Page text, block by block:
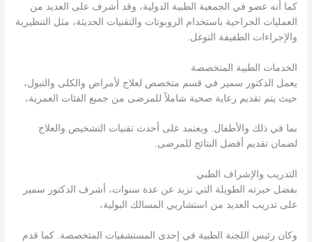
كما أنه عضو في الجمعية الطبية الدولية، وقد أشرف على العديد من
العمليات الجراحية باستخدام الروبوتات والتقنيات الحديثة، مثل التنظيرية
والإجراءات الطفيفة التوغل.
الخدمات الطبية المتخصصة
يعمل الدكتور سمير في قسم متخصص لعلاج لأمراض والكلى والتبول،
حيث يتم تقديم رعاية صحية شاملاً للمرضى من جميع الفئات العمرية،
بما في ذلك والأطفال. ويعتمد على أحدث تقنيات التشخيص والعلاج
لضمان تقديم أفضل النتائج للمرضى.
التدريب والإشراف الطبي
بفضل خبرته الطويلة التي تزيد عن عدة سنوات، أشرف الدكتور سمير
على تدريب العديد من استشاريي المسالك البولية،
وكان رئيس اللجنة الطبية في إحدى المستشفيات المتخصصة. كما قدم